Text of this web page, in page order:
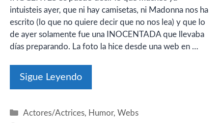
intuisteis ayer, que ni hay camisetas, ni Madonna nos ha
escrito (lo que no quiere decir que no nos lea) y que lo
de ayer solamente fue una INOCENTADA que llevaba
días preparando. La foto la hice desde una web en …
Sigue Leyendo
Categorías
Actores/Actrices, Humor,Webs